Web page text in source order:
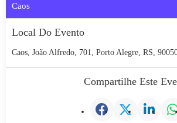
Caos
Local Do Evento
Caos, João Alfredo, 701, Porto Alegre, RS,
Compartilhe Este